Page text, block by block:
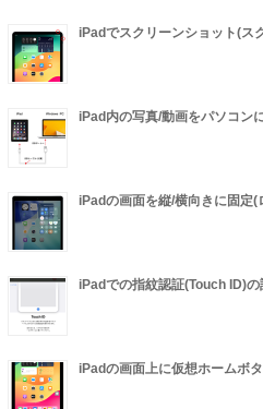
iPadでスクリーンショット(ス
iPad内の写真/動画をパソコン
iPadの画面を縦/横向きに固定(
iPadでの指紋認証(Touch ID)
iPadの画面上に仮想ホームボ